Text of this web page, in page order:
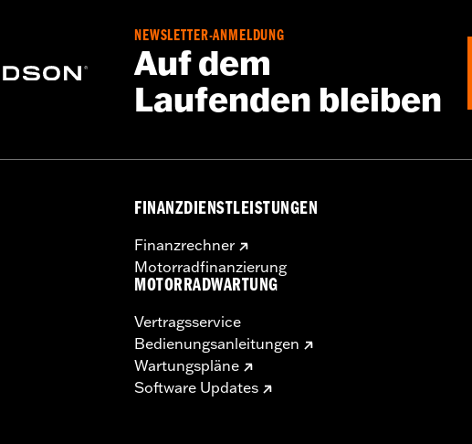
NEWSLETTER-ANMELDUNG
Auf dem
Laufenden bleiben
FINANZDIENSTLEISTUNGEN
Finanzrechner
Motorradfinanzierung
MOTORRADWARTUNG
Vertragsservice
Bedienungsanleitungen
Wartungspläne
Software Updates